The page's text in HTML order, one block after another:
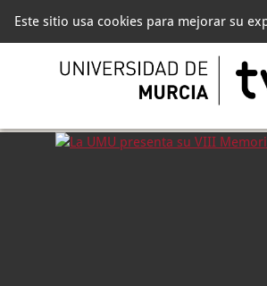
Este sitio usa cookies para mejorar su